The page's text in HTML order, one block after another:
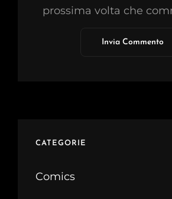
prossima volta che
CATEGORIE
Comics